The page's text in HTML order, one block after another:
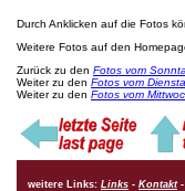
Durch Anklicken auf die Fotos
Weitere Fotos auf den
Zurück zu den Fotos vom
Weiter zu den Fotos vom
Weiter zu den Fotos vom
weitere Links: Links - Kontakt-